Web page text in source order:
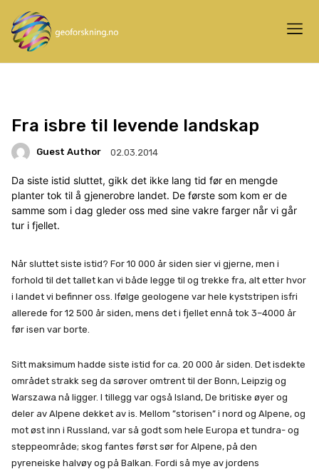
Fra isbre til levende landskap
Guest Author 02.03.2014
Da siste istid sluttet, gikk det ikke lang tid før en mengde
planter tok til å gjenerobre landet. De første som kom er de
samme som i dag gleder oss med sine vakre farger når vi går
tur i fjellet.
Når sluttet siste istid? For 10 000 år siden sier vi gjerne, men i
forhold til det tallet kan vi både legge til og trekke fra, alt etter hvor
i landet vi befinner oss. Ifølge geologene var hele kyststripen isfri
allerede for 12 500 år siden, mens det i fjellet ennå tok 3–4000 år
før isen var borte.
Sitt maksimum hadde siste istid for ca. 20 000 år siden. Det isdekte
området strakk seg da sørover omtrent til der Bonn, Leipzig og
Warszawa nå ligger. I tillegg var også Island, De britiske øyer og
deler av Alpene dekket av is. Mellom ”storisen” i nord og Alpene, og
mot øst inn i Russland, var så godt som hele Europa et tundra- og
steppeområde; skog fantes først sør for Alpene, på den
pyreneiske halvøy og på Balkan. Fordi så mye av jordens